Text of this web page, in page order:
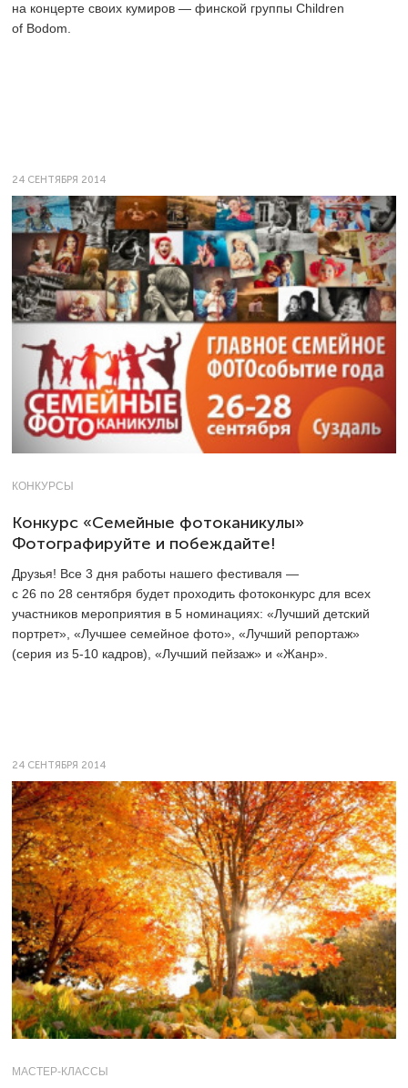
на концерте своих кумиров — финской группы Children
of Bodom.
24 СЕНТЯБРЯ 2014
КОНКУРСЫ
Конкурс «Семейные фотоканикулы»
Фотографируйте и побеждайте!
Друзья! Все 3 дня работы нашего фестиваля —
с 26 по 28 сентября будет проходить фотоконкурс для всех
участников мероприятия в 5 номинациях: «Лучший детский
портрет», «Лучшее семейное фото», «Лучший репортаж»
(серия из 5-10 кадров), «Лучший пейзаж» и «Жанр».
24 СЕНТЯБРЯ 2014
МАСТЕР-КЛАССЫ